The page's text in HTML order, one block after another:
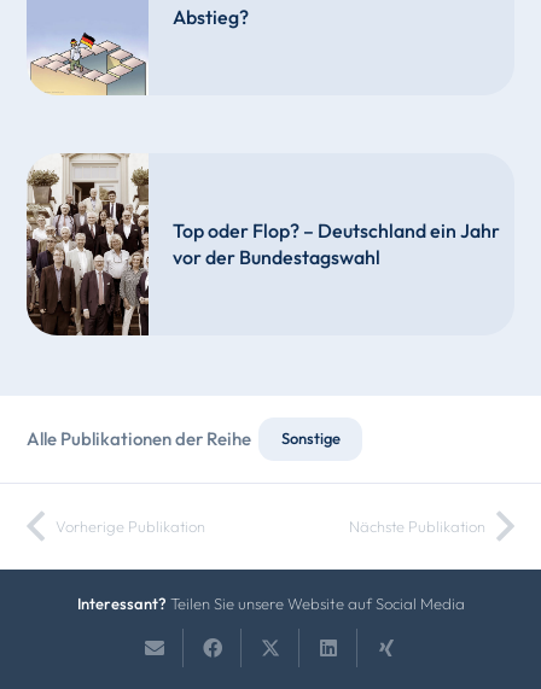
Abstieg?
Top oder Flop? – Deutschland ein Jahr
vor der Bundestagswahl
Alle Publikationen der Reihe Sonstige
Vorherige Publikation Nächste Publikation
Interessant? Teilen Sie unsere Website auf Social Media